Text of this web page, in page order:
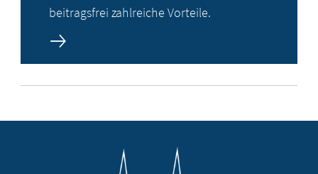
beitragsfrei zahlreiche Vorteile.